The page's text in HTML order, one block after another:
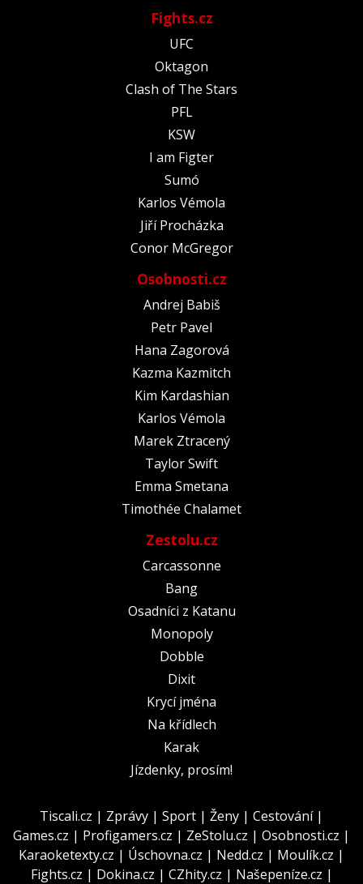
Fights.cz
UFC
Oktagon
Clash of The Stars
PFL
KSW
I am Figter
Sumó
Karlos Vémola
Jiří Procházka
Conor McGregor
Osobnosti.cz
Andrej Babiš
Petr Pavel
Hana Zagorová
Kazma Kazmitch
Kim Kardashian
Karlos Vémola
Marek Ztracený
Taylor Swift
Emma Smetana
Timothée Chalamet
Zestolu.cz
Carcassonne
Bang
Osadníci z Katanu
Monopoly
Dobble
Dixit
Krycí jména
Na křídlech
Karak
Jízdenky, prosím!
Tiscali.cz | Zprávy | Sport | Ženy | Cestování|
Games.cz | Profigamers.cz | ZeStolu.cz | Osobnosti.cz |
Karaoketexty.cz | Úschovna.cz | Nedd.cz | Moulík.cz |
Fights.cz | Dokina.cz | CZhity.cz | Našepeníze.cz |